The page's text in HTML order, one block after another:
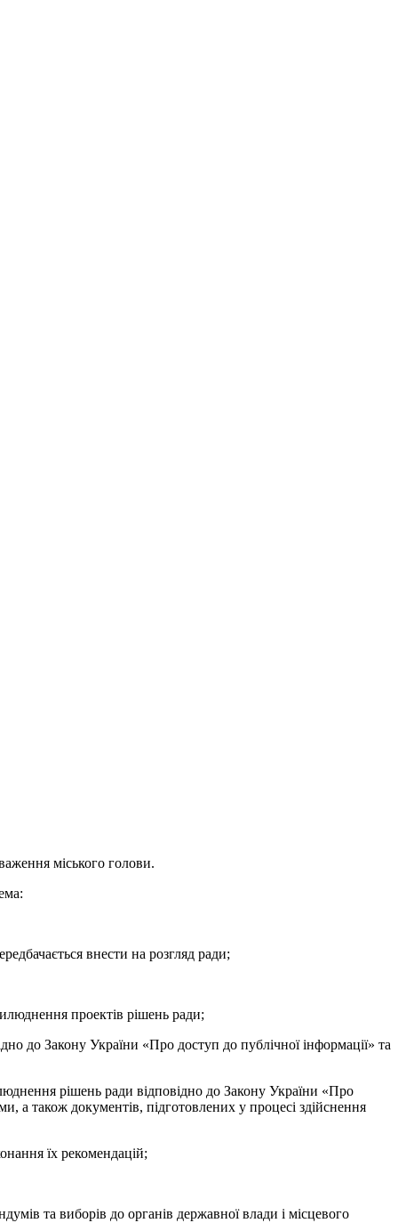
міського голови.
внести на розгляд ради;
проектів рішень ради;
до Закону України «Про доступ до публічної інформації» та
рішень ради відповідно до Закону України «Про
а також документів, підготовлених у процесі здійснення
їх рекомендацій;
та виборів до органів державної влади і місцевого